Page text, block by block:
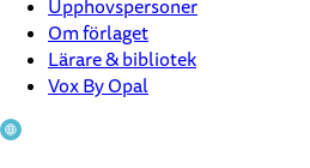
Upphovspersoner
Om förlaget
Lärare & bibliotek
Vox By Opal